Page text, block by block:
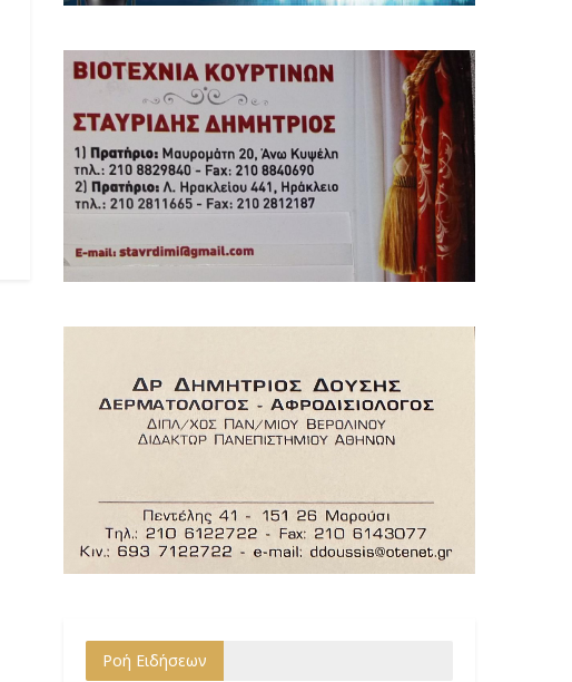
Ροή Ειδήσεων